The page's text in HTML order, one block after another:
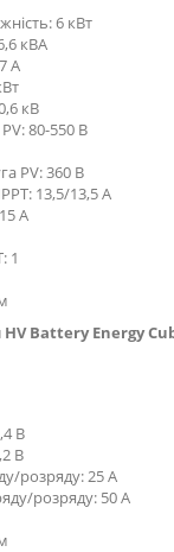
6 кВт
кВА
А
кВ
80-550 В
PV: 360 В
13,5/13,5 А
А
1
Battery Energy
В
В
розряду: 25 А
розряду: 50 А